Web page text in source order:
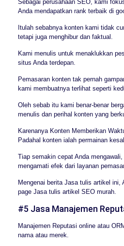
Sebagai perusahaan SEO, kami
Anda mendapatkan rank terbaik di
Itulah sebabnya konten kami tidak
tetapi juga menghibur dan faktual.
Kami menulis untuk menaklukkan
situs Anda terdepan.
Pemasaran konten tak pernah
kami membuatnya terlihat seperti
Oleh sebab itu kami benar-benar
menulis dan perihal konten yang
Karenanya Konten Memberikan
Padahal konten ialah permainan
Tiap semakin cepat Anda
mengamati efek dari layanan
Mengenai berita Jasa tulis artikel ini,
page Jasa tulis artikel SEO murah.
#5 Jasa Manajemen
Manajemen Reputasi online atau
nama atau merek.